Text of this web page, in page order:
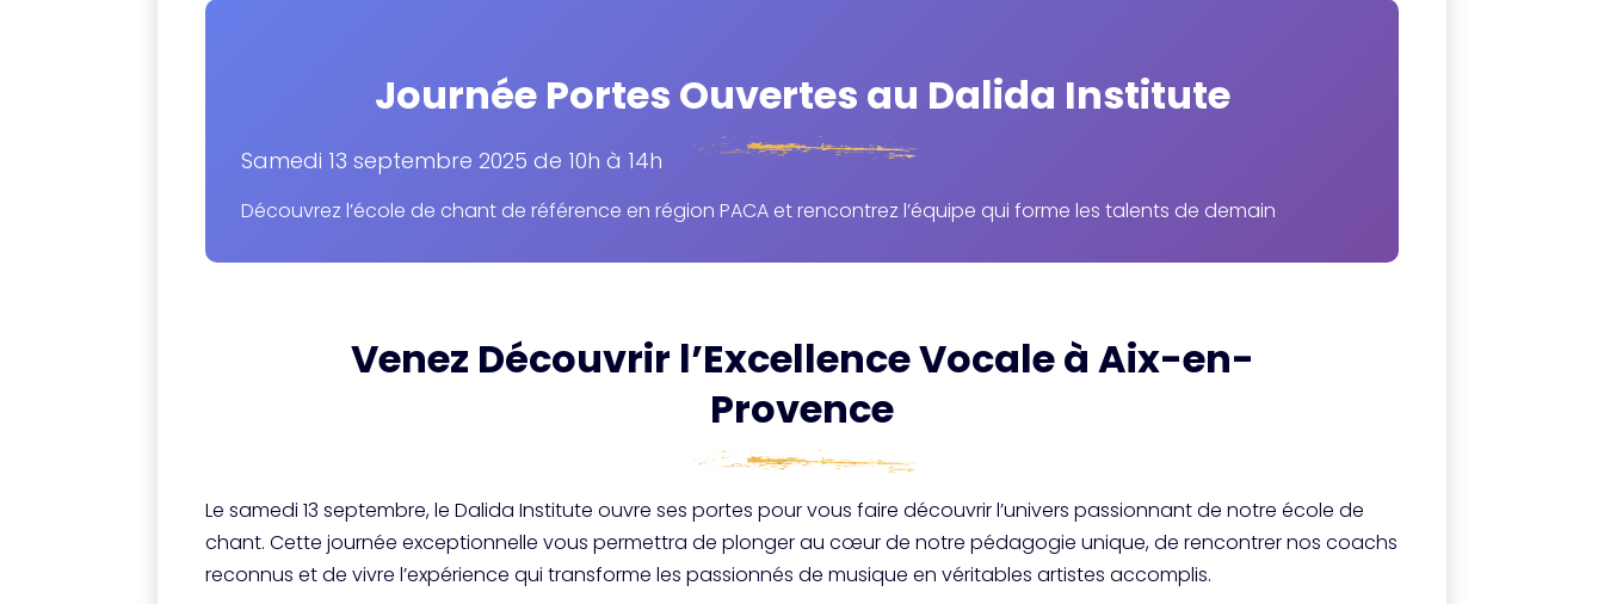
Journée Portes Ouvertes au Dalida Institute
Samedi 13 septembre 2025 de 10h à 14h
Découvrez l’école de chant de référence en région PACA et rencontrez l’équipe qui forme les talents de demain
Venez Découvrir l’Excellence Vocale à Aix-en-
Provence
Le samedi 13 septembre, le Dalida Institute ouvre ses portes pour vous faire découvrir l’univers passionnant de notre école de
chant. Cette journée exceptionnelle vous permettra de plonger au cœur de notre pédagogie unique, de rencontrer nos coachs
reconnus et de vivre l’expérience qui transforme les passionnés de musique en véritables artistes accomplis.